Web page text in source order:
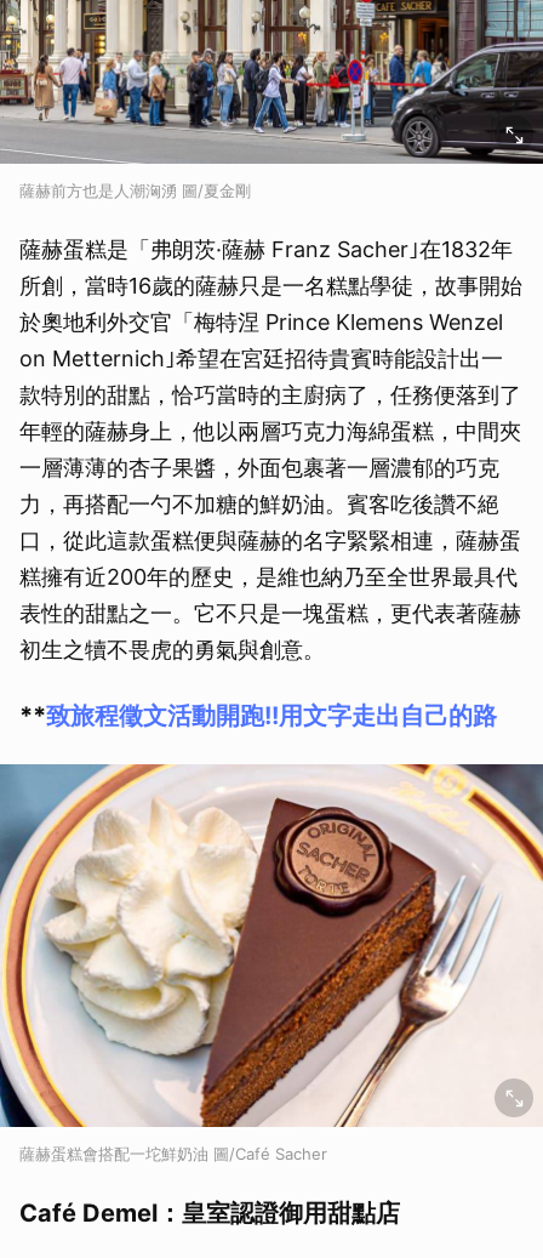
薩赫前方也是人潮洶湧 圖/夏金剛
薩赫蛋糕是「弗朗茨·薩赫 Franz Sacher｣在1832年
所創，當時16歲的薩赫只是一名糕點學徒，故事開始
於奧地利外交官「梅特涅 Prince Klemens Wenzel
on Metternich｣希望在宮廷招待貴賓時能設計出一
款特別的甜點，恰巧當時的主廚病了，任務便落到了
年輕的薩赫身上，他以兩層巧克力海綿蛋糕，中間夾
一層薄薄的杏子果醬，外面包裹著一層濃郁的巧克
力，再搭配一勺不加糖的鮮奶油。賓客吃後讚不絕
口，從此這款蛋糕便與薩赫的名字緊緊相連，薩赫蛋
糕擁有近200年的歷史，是維也納乃至全世界最具代
表性的甜點之一。它不只是一塊蛋糕，更代表著薩赫
初生之犢不畏虎的勇氣與創意。
**致旅程徵文活動開跑!!用文字走出自己的路
薩赫蛋糕會搭配一坨鮮奶油 圖/Café Sacher
Café Demel：皇室認證御用甜點店